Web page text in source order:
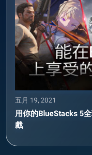
五月 19, 2021
用你的BlueStacks 5
戲